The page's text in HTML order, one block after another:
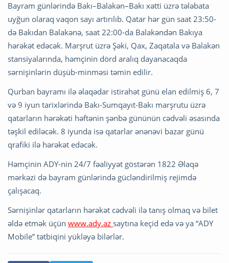
Bayram günlərində Bakı–Balakən–Bakı xətti üzrə tələbata
uyğun olaraq vaqon sayı artırılıb. Qatar hər gün saat 23:50-
də Bakıdan Balakənə, saat 22:00-da Balakəndən Bakıya
hərəkət edəcək. Marşrut üzrə Şəki, Qax, Zaqatala və Balakən
stansiyalarında, həmçinin dörd aralıq dayanacaqda
sərnişinlərin düşüb-minməsi təmin edilir.
Qurban bayramı ilə əlaqədar istirahət günü elan edilmiş 6, 7
və 9 iyun tarixlərində Bakı-Sumqayıt-Bakı marşrutu üzrə
qatarların hərəkəti həftənin şənbə gününün cədvəli əsasında
təşkil ediləcək. 8 iyunda isə qatarlar ənənəvi bazar günü
qrafiki ilə hərəkət edəcək.
Həmçinin ADY-nin 24/7 fəaliyyət göstərən 1822 Əlaqə
mərkəzi də bayram günlərində gücləndirilmiş rejimdə
çalışacaq.
Sərnişinlər qatarların hərəkət cədvəli ilə tanış olmaq və bilet
əldə etmək üçün www.ady.az saytına keçid edə və ya “ADY
Mobile” tətbiqini yükləyə bilərlər.